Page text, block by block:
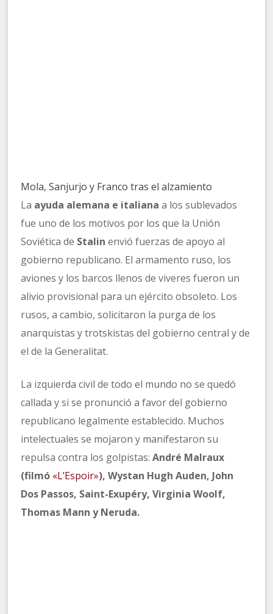
Mola, Sanjurjo y Franco tras el alzamiento
La ayuda alemana e italiana a los sublevados
fue uno de los motivos por los que la Unión
Soviética de Stalin envió fuerzas de apoyo al
gobierno republicano. El armamento ruso, los
aviones y los barcos llenos de viveres fueron un
alivio provisional para un ejército obsoleto. Los
rusos, a cambio, solicitaron la purga de los
anarquistas y trotskistas del gobierno central y de
el de la Generalitat.
La izquierda civil de todo el mundo no se quedó
callada y si se pronunció a favor del gobierno
republicano legalmente establecido. Muchos
intelectuales se mojaron y manifestaron su
repulsa contra los golpistas: André Malraux
(filmó «L’Espoir»), Wystan Hugh Auden, John
Dos Passos, Saint-Exupéry, Virginia Woolf,
Thomas Mann y Neruda.